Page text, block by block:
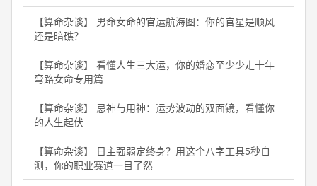
【算命杂谈】 男命女命的官运航海图：你的官星是顺风
还是暗礁？
【算命杂谈】 看懂人生三大运，你的婚恋至少少走十年
弯路女命专用篇
【算命杂谈】 忌神与用神：运势波动的双面镜，看懂你
的人生起伏
【算命杂谈】 日主强弱定终身？用这个八字工具5秒自
测，你的职业赛道一目了然